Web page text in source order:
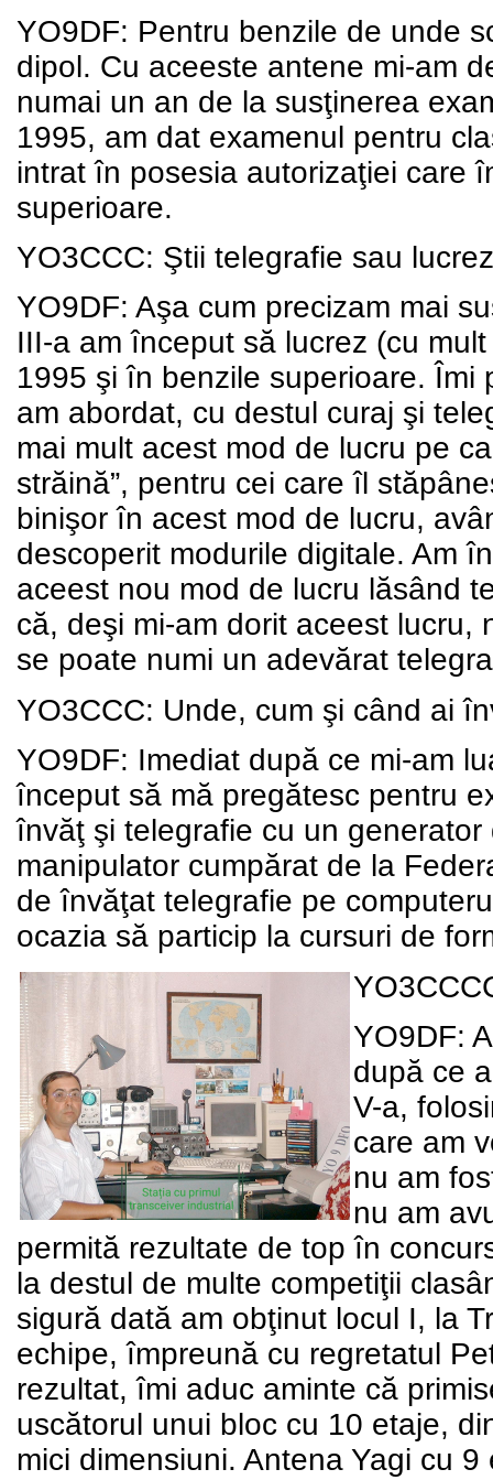
YO9DF: Pentru benzile de unde
dipol. Cu aceeste antene mi-am
numai un an de la susţinerea
1995, am dat examenul pentru
intrat în posesia autorizaţiei care
superioare.
YO3CCC: Ştii telegrafie sau
YO9DF: Aşa cum precizam mai
III-a am început să lucrez (cu
1995 şi în benzile superioare.
am abordat, cu destul curaj şi
mai mult acest mod de lucru pe
străină”, pentru cei care îl
binişor în acest mod de lucru,
descoperit modurile digitale. Am
aceest nou mod de lucru lăsând
că, deşi mi-am dorit aceest lucru,
se poate numi un adevărat
YO3CCC: Unde, cum şi când ai
YO9DF: Imediat după ce mi-am
început să mă pregătesc pentru
învăţ şi telegrafie cu un
manipulator cumpărat de la
de învăţat telegrafie pe
ocazia să particip la cursuri de
YO9DF:
după ce
V-a,
care am
nu am
nu am
permită rezultate de top în
la destul de multe competiţii
sigură dată am obţinut locul I, la
echipe, împreună cu regretatul
rezultat, îmi aduc aminte că
uscătorul unui bloc cu 10 etaje,
mici dimensiuni. Antena Yagi cu